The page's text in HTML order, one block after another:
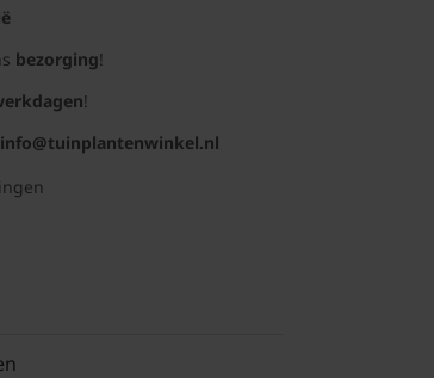
bezorging!
!
info@tuinplantenwinkel.nl